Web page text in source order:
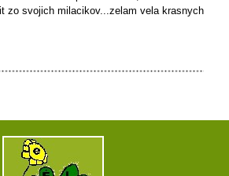
zo svojich milacikov...zelam vela krasnych